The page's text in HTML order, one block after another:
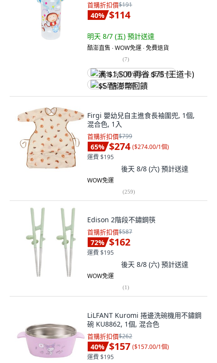
首購折扣價$191
40% $114
明天 8/7 (五) 預計送達
酷澎直售 ∙ WOW免運 ∙ 免費退貨
(7)
满 $1,500 再省 $75 (王道卡)
$5 酷澎幣回饋
Firgi 嬰幼兒自主進食長袖圍兜, 1個,
混合色, 1入
首購折扣價$799
65% $274 ($274.00/1個)
運費 $195
後天 8/8 (六) 預計送達
WOW免運
(259)
Edison 2階段不鏽鋼筷
首購折扣價$587
72% $162
運費 $195
後天 8/8 (六) 預計送達
WOW免運
(1)
LiLFANT Kuromi 捲邊洗碗機用不鏽鋼
碗 KU8862, 1個, 混合色
首購折扣價$262
40% $157 ($157.00/1個)
運費 $195